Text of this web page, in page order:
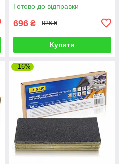
Готово до відправки
696 ₴ 826 ₴
Купити
–16%